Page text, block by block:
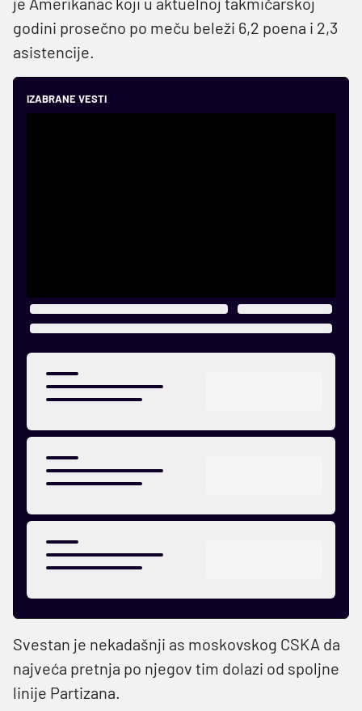
godini prosečno po meču beleži 6,2 poena i 2,3
asistencije.
IZABRANE VESTI
Svestan je nekadašnji as moskovskog CSKA da
najveća pretnja po njegov tim dolazi od spoljne
linije Partizana.